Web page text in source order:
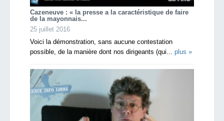
Cazeneuve : « la presse a la caractéristique de faire
de la mayonnais...
25 juillet 2016
Voici la démonstration, sans aucune contestation
possible, de la manière dont nos dirigeants (qui... plus »